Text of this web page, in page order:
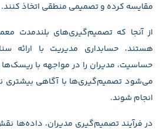
مقایسه کرده و تصمیمی منطقی اتخاذ کنند.
از آنجا که تصمیم‌گیری‌های بلندمدت
هستند، حسابداری مدیریت با ارائه
حساسیت، مدیران را در مواجهه با
می‌شود تصمیم‌گیری‌ها با آگاهی بیشتری
انجام شوند.
در فرآیند تصمیم‌گیری مدیران، داده‌ها